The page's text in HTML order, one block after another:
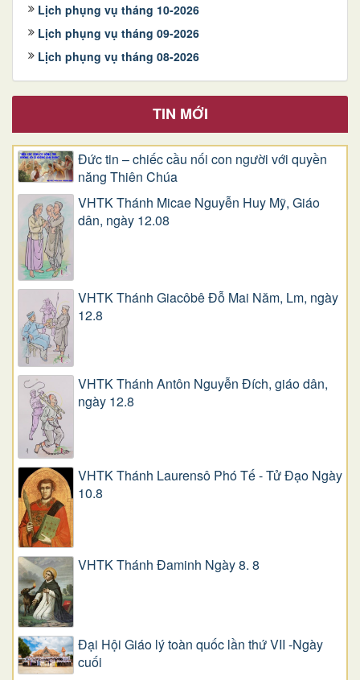
Lịch phụng vụ tháng 10-2026
Lịch phụng vụ tháng 09-2026
Lịch phụng vụ tháng 08-2026
TIN MỚI
Đức tin – chiếc cầu nối con người với quyền
năng Thiên Chúa
VHTK Thánh Micae Nguyễn Huy Mỹ, Giáo
dân, ngày 12.08
VHTK Thánh Giacôbê Ðỗ Mai Năm, Lm, ngày
12.8
VHTK Thánh Antôn Nguyễn Ðích, giáo dân,
ngày 12.8
VHTK Thánh Laurensô Phó Tế - Tử Đạo Ngày
10.8
VHTK Thánh Đaminh Ngày 8. 8
Đại Hội Giáo lý toàn quốc lần thứ VII -Ngày
cuối